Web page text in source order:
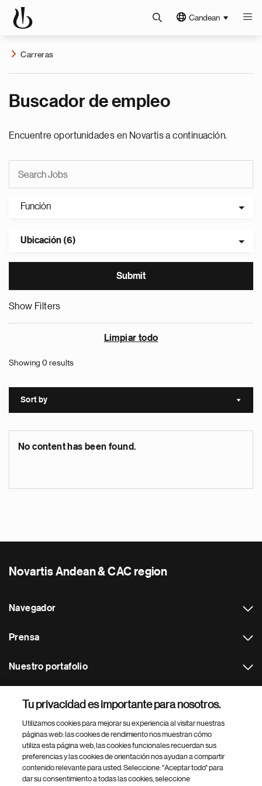
Candean
Carreras
Buscador de empleo
Encuentre oportunidades en Novartis a continuación.
Función
Ubicación (6)
Show Filters
Limpiar todo
Showing 0 results
Sort by Sort
No content has been found.
Novartis Andean & CAC region
Navegador
Prensa
Nuestro portafolio
Footer Site Search
Tu privacidad es importante para nosotros.
Utilizamos cookies para mejorar su experiencia al visitar nuestras
páginas web: las cookies de rendimiento nos muestran cómo
utiliza esta página web, las cookies funcionales recuerdan sus
preferencias y las cookies de orientación nos ayudan a compartir
contenido relevante para usted. Seleccione: "Aceptar todo" para
dar su consentimiento a todas las cookies, seleccione